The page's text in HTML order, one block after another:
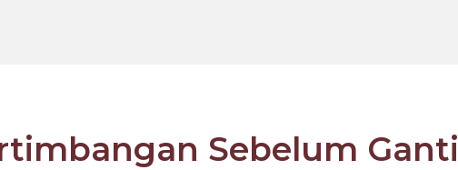
Sebelum Ganti